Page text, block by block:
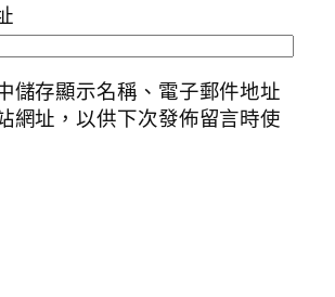
儲存顯示名稱、電子郵件地址
網址，以供下次發佈留言時使